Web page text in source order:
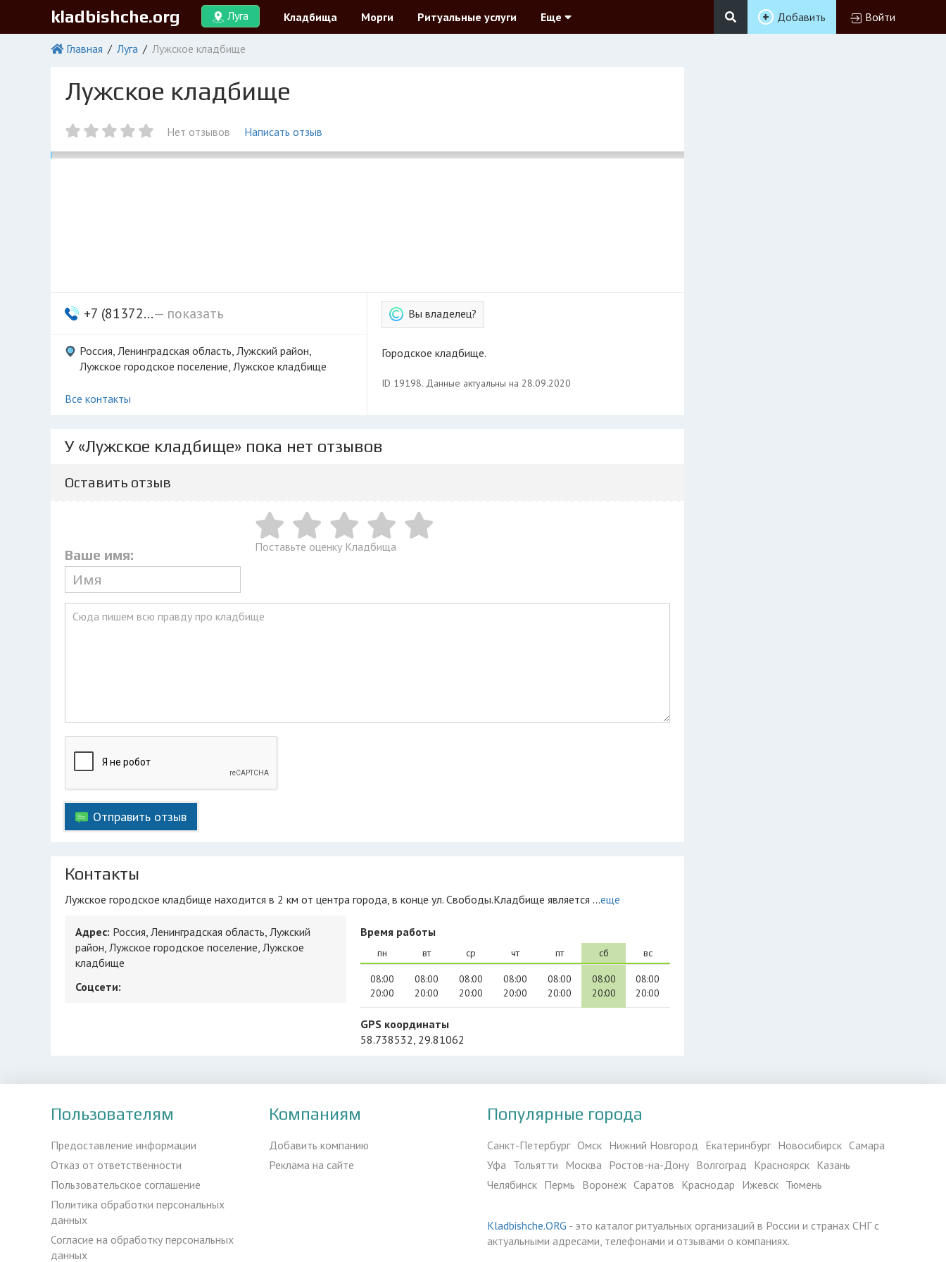
kladbishche.org Луга Кладбища Морги Ритуальные услуги Еще Добавить Войти
Главная Луга Лужское кладбище
Лужское кладбище
Нет отзывов Написать отзыв
+7 (81372...— показать
Россия, Ленинградская область, Лужский район,
Лужское городское поселение, Лужское кладбище
Все контакты
Вы владелец?
Городское кладбище.
ID 19198. Данные актуальны на 28.09.2020
У «Лужское кладбище» пока нет отзывов
Оставить отзыв
Ваше имя: Поставьте оценку Кладбища
Отправить отзыв
Контакты
Лужское городское кладбище находится в 2 км от центра города, в конце ул. Свободы.Кладбище является ...еще
Адрес: Россия, Ленинградская область, Лужский
район, Лужское городское поселение, Лужское
кладбище
Соцсети:
Время работы
пн
08:00
20:00
вт
08:00
20:00
ср
08:00
20:00
чт
08:00
20:00
пт
08:00
20:00
сб
08:00
20:00
вс
08:00
20:00
GPS координаты
58.738532, 29.81062
Пользователям
Предоставление информации
Отказ от ответственности
Пользовательское соглашение
Политика обработки персональных
данных
Согласие на обработку персональных
данных
Компаниям
Добавить компанию
Реклама на сайте
Популярные города
Санкт-Петербург Омск Нижний Новгород Екатеринбург Новосибирск Самара
Уфа Тольятти Москва Ростов-на-Дону Волгоград Красноярск Казань
Челябинск Пермь Воронеж Саратов Краснодар Ижевск Тюмень
Kladbishche.ORG - это каталог ритуальных организаций в России и странах СНГ с
актуальными адресами, телефонами и отзывами о компаниях.